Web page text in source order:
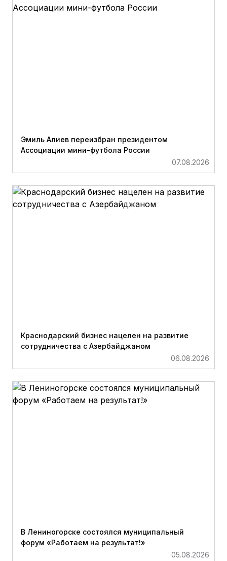
Эмиль Алиев переизбран президентом
Ассоциации мини-футбола России
07.08.2026
Краснодарский бизнес нацелен на развитие
сотрудничества с Азербайджаном
06.08.2026
В Лениногорске состоялся муниципальный
форум «Работаем на результат!»
05.08.2026